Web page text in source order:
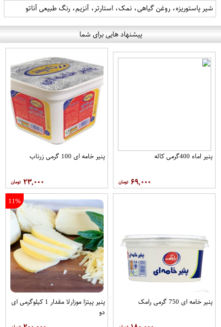
شیر پاستوریزه، روغن گیاهی، نمک، استارتر، آنزیم، رنگ طبیعی آناتو
پیشنهاد هایی برای شما
پنیر اماه 400گرمی کاله
۶۹,۰۰۰
پنیر خامه ای 100 گرمی زرناب
۲۳,۰۰۰
پنیر خامه ای 750 گرمی رامک
11%
پنیر پیتزا موزارلا مقدار 1 کیلوگرمی ای
دو